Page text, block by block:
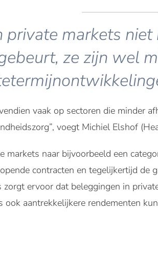
private markets
ze zijn wel
vaak op sectoren die minder
voegt Michiel Elshof
markets naar bijvoorbeeld een
contracten en tegelijkertijd de
zorgt ervoor dat beleggingen in
ook aantrekkelijkere rendementen